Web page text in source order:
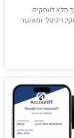
מלא לעסקים
דיגיטלי ומאושר